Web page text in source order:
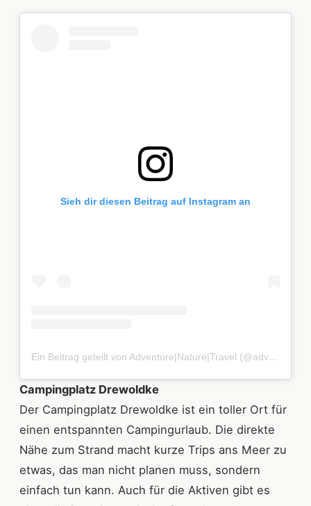
Sieh dir diesen Beitrag auf Instagram an
Ein Beitrag geteilt von Adventure|Nature|Travel (@adventure_nature_traveling)
Campingplatz Drewoldke
Der Campingplatz Drewoldke ist ein toller Ort für
einen entspannten Campingurlaub. Die direkte
Nähe zum Strand macht kurze Trips ans Meer zu
etwas, das man nicht planen muss, sondern
einfach tun kann. Auch für die Aktiven gibt es